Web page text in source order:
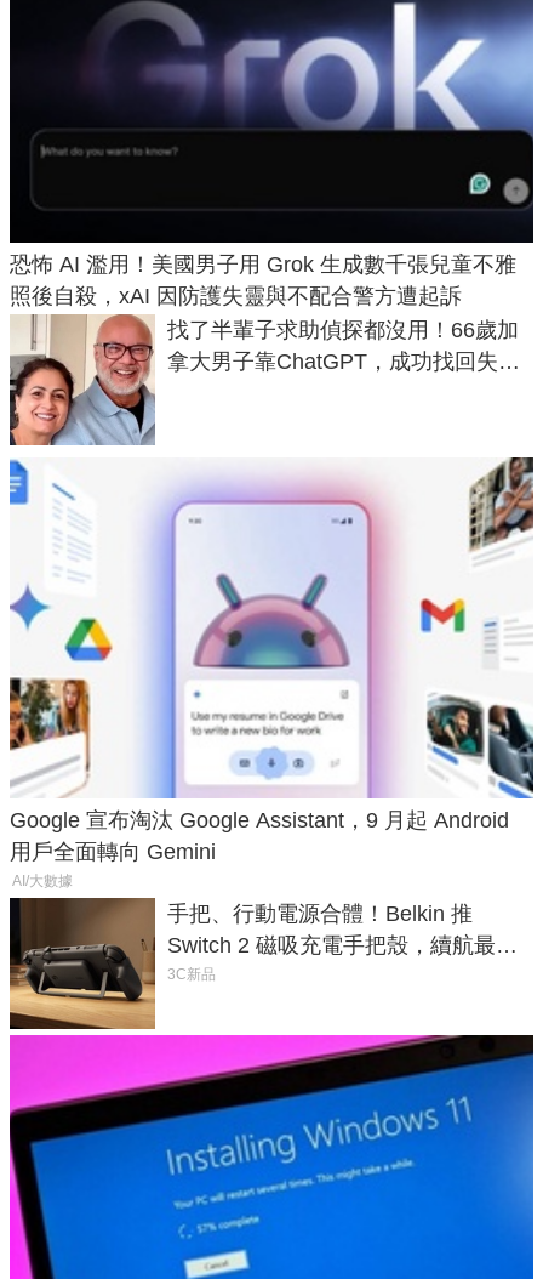
恐怖 AI 濫用！美國男子用 Grok 生成數千張兒童不雅
照後自殺，xAI 因防護失靈與不配合警方遭起訴
找了半輩子求助偵探都沒用！66歲加
拿大男子靠ChatGPT，成功找回失散
Google 宣布淘汰 Google Assistant，9 月起 Android
用戶全面轉向 Gemini
AI/大數據
手把、行動電源合體！Belkin 推
Switch 2 磁吸充電手把殼，續航最高
延長 1.5 倍
3C新品